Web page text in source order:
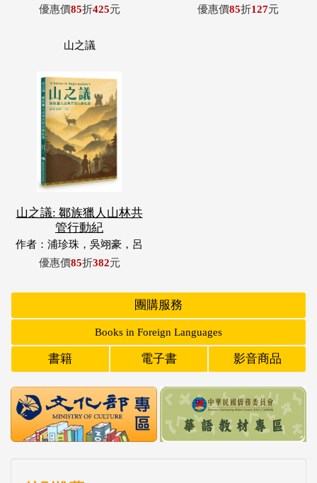
優惠價85折425元
優惠價85折127元
山之議
山之議: 鄒族獵人山林共
管行動紀
作者：浦珍珠，吳翊豪，呂
翊齊，張惠東，許玉青，王
優惠價85折382元
團購服務
Books in Foreign Languages
書籍 電子書 影音商品